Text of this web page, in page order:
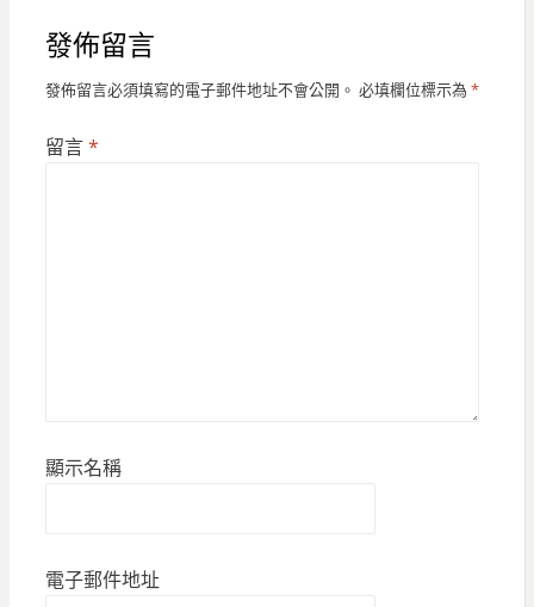
發佈留言
發佈留言必須填寫的電子郵件地址不會公開。 必填欄位標示為 *
留言*
顯示名稱
電子郵件地址